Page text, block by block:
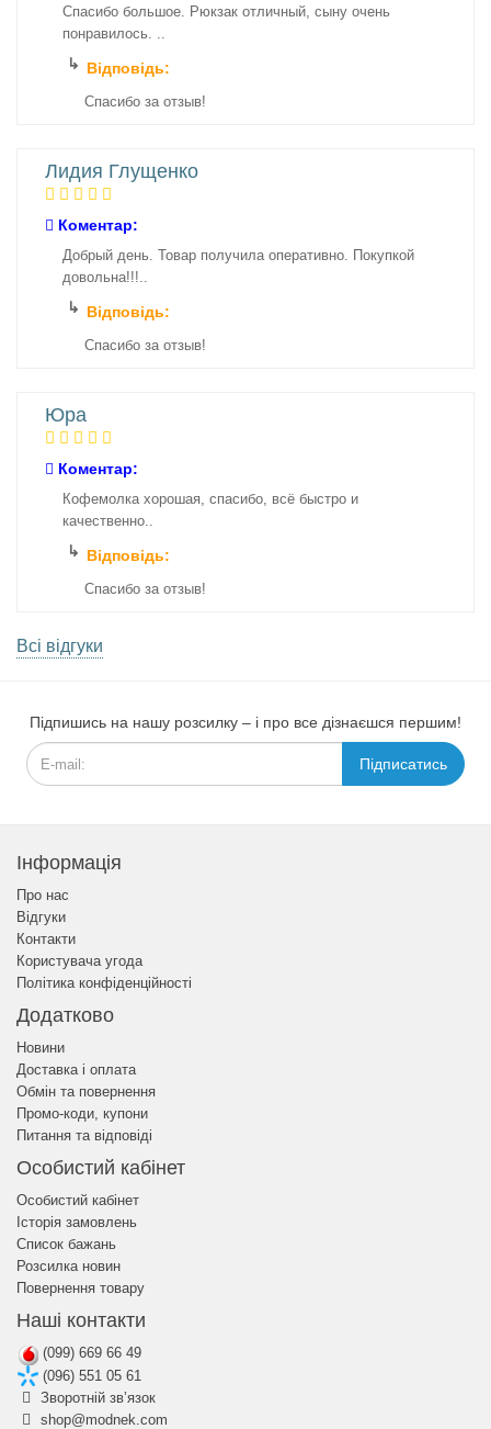
Спасибо большое. Рюкзак отличный, сыну очень
понравилось. ..
Відповідь:
Спасибо за отзыв!
Лидия Глущенко
Коментар:
Добрый день. Товар получила оперативно. Покупкой
довольна!!!..
Відповідь:
Спасибо за отзыв!
Юра
Коментар:
Кофемолка хорошая, спасибо, всё быстро и
качественно..
Відповідь:
Спасибо за отзыв!
Всі відгуки
Підпишись на нашу розсилку – і про все дізнаєшся першим!
Підписатись
Інформація
Про нас
Відгуки
Контакти
Користувача угода
Політика конфіденційності
Додатково
Новини
Доставка і оплата
Обмін та повернення
Промо-коди, купони
Питання та відповіді
Особистий кабінет
Особистий кабінет
Історія замовлень
Список бажань
Розсилка новин
Повернення товару
Наші контакти
(099) 669 66 49
(096) 551 05 61
Зворотній зв’язок
shop@modnek.com